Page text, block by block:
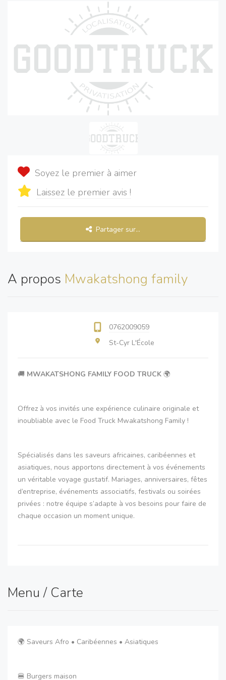
Soyez le premier à aimer
Laissez le premier avis !
Partager sur...
A propos Mwakatshong family
0762009059
St-Cyr L'École
🚚 MWAKATSHONG FAMILY FOOD TRUCK 🌍
Offrez à vos invités une expérience culinaire originale et
inoubliable avec le Food Truck Mwakatshong Family !
Spécialisés dans les saveurs africaines, caribéennes et
asiatiques, nous apportons directement à vos événements
un véritable voyage gustatif. Mariages, anniversaires, fêtes
d’entreprise, événements associatifs, festivals ou soirées
privées : notre équipe s’adapte à vos besoins pour faire de
chaque occasion un moment unique.
• Des saveurs multiculturelles qui séduisent tous les
palais.
• Une expérience originale qui marque les esprits.
Menu / Carte
🌍 Saveurs Afro • Caribéennes • Asiatiques
🍔 Burgers maison